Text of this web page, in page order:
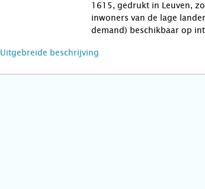
1615, gedrukt in Leuven,
inwoners van de lage
demand) beschikbaar op
Uitgebreide beschrijving